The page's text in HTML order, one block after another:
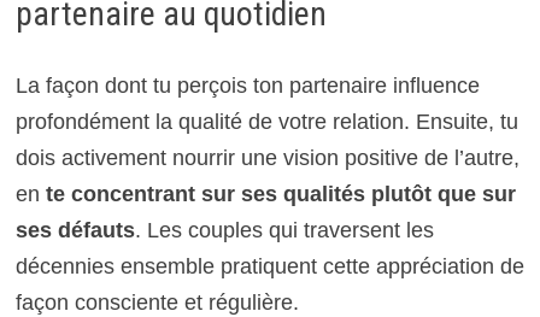
partenaire au quotidien
La façon dont tu perçois ton partenaire influence
profondément la qualité de votre relation. Ensuite, tu
dois activement nourrir une vision positive de l’autre,
en te concentrant sur ses qualités plutôt que sur
ses défauts. Les couples qui traversent les
décennies ensemble pratiquent cette appréciation de
façon consciente et régulière.